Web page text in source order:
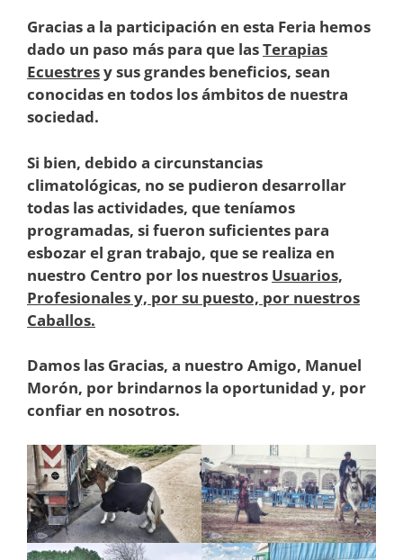
Gracias a la participación en esta Feria hemos
dado un paso más para que lasTerapias
Ecuestresy sus grandes beneficios, sean
conocidas en todos los ámbitos de nuestra
sociedad.
Si bien, debido a circunstancias
climatológicas, no se pudieron desarrollar
todas las actividades, que teníamos
programadas, si fueron suficientes para
esbozar el gran trabajo, que se realiza en
nuestro Centro por los nuestros Usuarios,
Profesionales y, por su puesto, por nuestros
Caballos.
Damos las Gracias, a nuestro Amigo, Manuel
Morón, por brindarnos la oportunidad y, por
confiar en nosotros.